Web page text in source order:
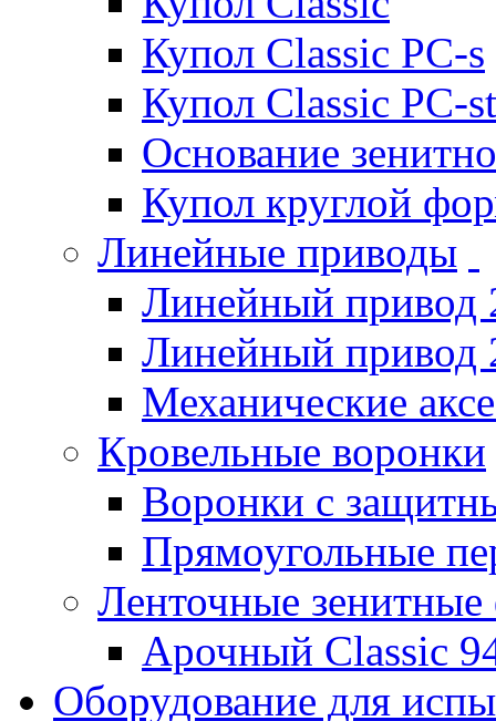
Купол Classic PC-s
Купол Classic PC-st
Основание
Купол круглой
Линейные приводы
Линейный привод
Линейный привод
Механические
Кровельные воронки
Воронки с
Прямоугольные
Ленточные
Арочный Classic
Оборудование для